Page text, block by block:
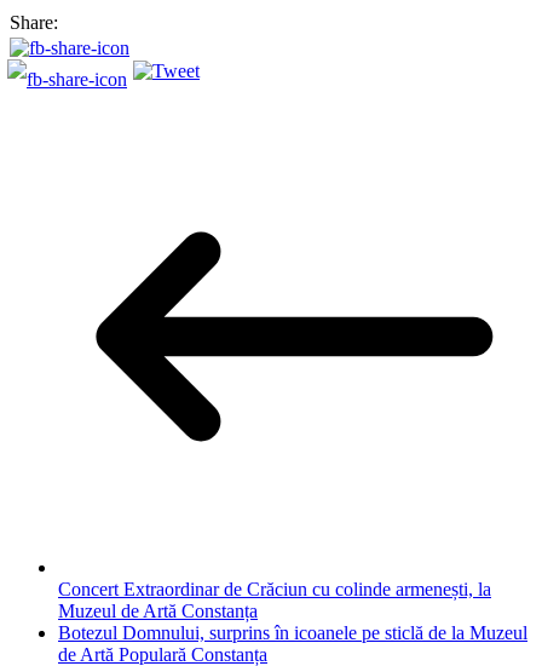
Share:
Concert Extraordinar de Crăciun cu colinde armenești, la
Muzeul de Artă Constanța
Botezul Domnului, surprins în icoanele pe sticlă de la Muzeul
de Artă Populară Constanța